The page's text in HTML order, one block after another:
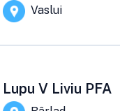
Vaslui
Lupu V Liviu PFA